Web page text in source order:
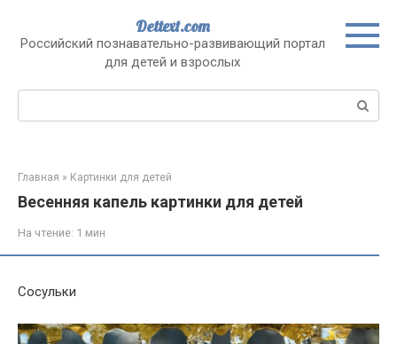
контенту
Dettext.com
Российский познавательно-развивающий портал
для детей и взрослых
Поиск:
Главная » Картинки для детей
Весенняя капель картинки для детей
На чтение: 1 мин
Сосульки